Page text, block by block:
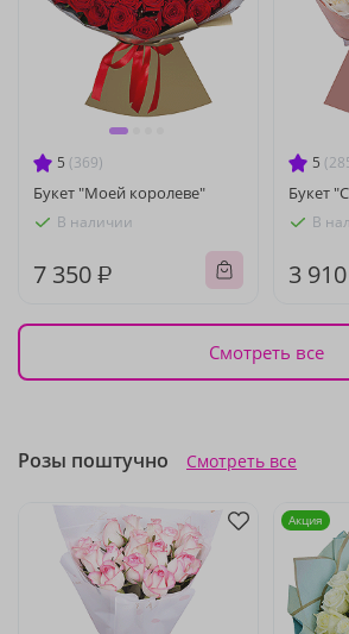
5 (369)
Букет "Моей королеве"
В наличии
7 350 ₽
5
Букет
В
3
Смотреть все
Розы поштучно Смотреть все
Акция